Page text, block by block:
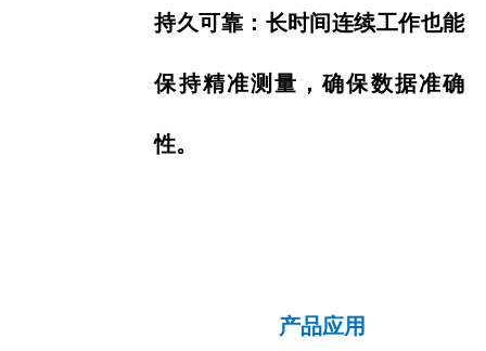
持久可靠：长时间连续工作也能
保持精准测量，确保数据准确
性。
产品应用